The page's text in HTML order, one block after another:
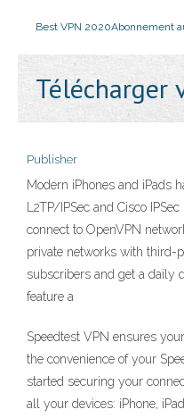
Best VPN 2020Abonnement
Télécharger
Publisher
Modern iPhones and iPads
L2TP/IPSec and Cisco
connect to OpenVPN
private networks with third-
subscribers and get a daily
feature a
Speedtest VPN ensures
the convenience of your
started securing your
all your devices: iPhone,